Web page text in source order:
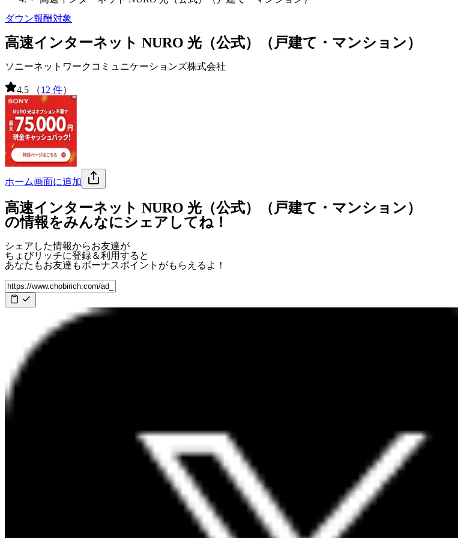
ダウン報酬対象
高速インターネット NURO 光（公式）（戸建て・マンション）
ソニーネットワークコミュニケーションズ株式会社
4.5 （12 件）
ホーム画面に追加
高速インターネット NURO 光（公式）（戸建て・マンション）
の情報をみんなにシェアしてね！
シェアした情報からお友達が
ちょびリッチに登録＆利用すると
あなたもお友達もボーナスポイント がもらえるよ！